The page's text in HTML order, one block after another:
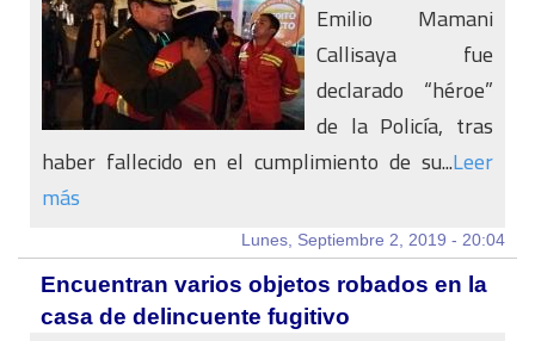
Emilio Mamani
Callisaya fue
declarado “héroe”
de la Policía, tras
haber fallecido en el cumplimiento de su...Leer
más
Lunes, Septiembre 2, 2019 - 20:04
Encuentran varios objetos robados en la
casa de delincuente fugitivo